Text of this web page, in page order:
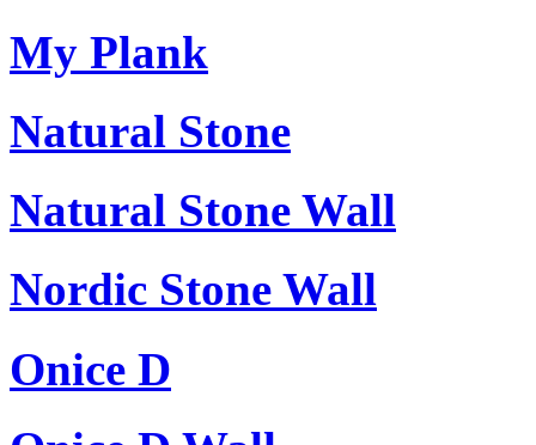
My Plank
Natural Stone
Natural Stone Wall
Nordic Stone Wall
Onice D